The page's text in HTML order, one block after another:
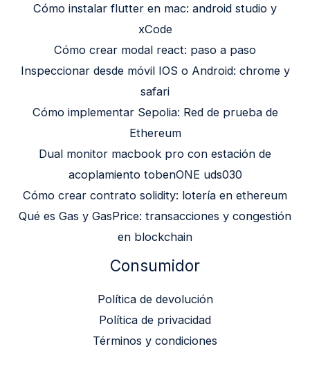
Cómo instalar flutter en mac: android studio y
xCode
Cómo crear modal react: paso a paso
Inspeccionar desde móvil IOS o Android: chrome y
safari
Cómo implementar Sepolia: Red de prueba de
Ethereum
Dual monitor macbook pro con estación de
acoplamiento tobenONE uds030
Cómo crear contrato solidity: lotería en ethereum
Qué es Gas y GasPrice: transacciones y congestión
en blockchain
Consumidor
Política de devolución
Política de privacidad
Términos y condiciones